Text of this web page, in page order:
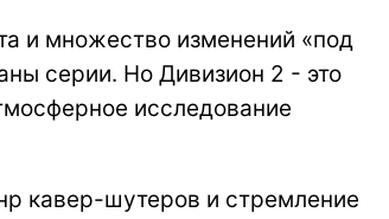
и множество изменений «под
серии. Но Дивизион 2 - это
исследование
кавер-шутеров и стремление